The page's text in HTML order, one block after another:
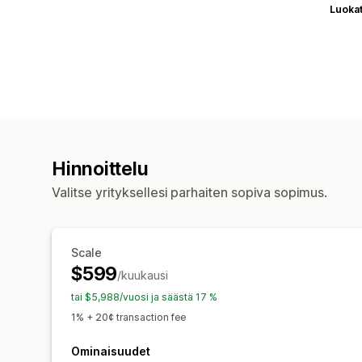
Luokat
Hinnoittelu
Valitse yrityksellesi parhaiten sopiva sopimus.
Scale
$599/kuukausi
tai $5,988/vuosi ja säästä 17 %
1% + 20¢ transaction fee
Ominaisuudet